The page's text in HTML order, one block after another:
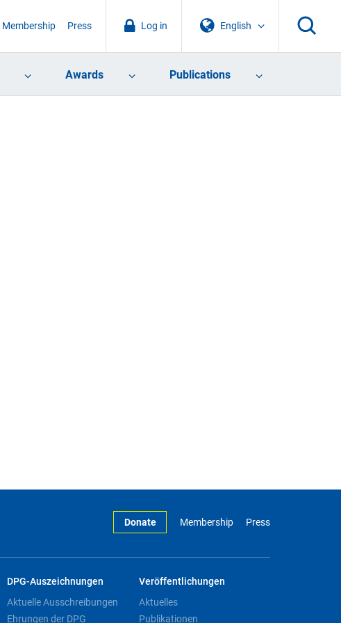
English
Log in
Membership Press
Awards Publications
Donate Membership Press
DPG-Auszeichnungen
Aktuelle Ausschreibungen
Ehrungen der DPG
Veröffentlichungen
Aktuelles
Publikationen